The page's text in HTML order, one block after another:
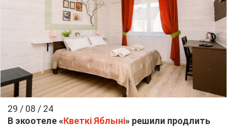
29 / 08 / 24
В эко­оте­ле «Кветкі Яб­лыні» ре­ши­ли про­длить